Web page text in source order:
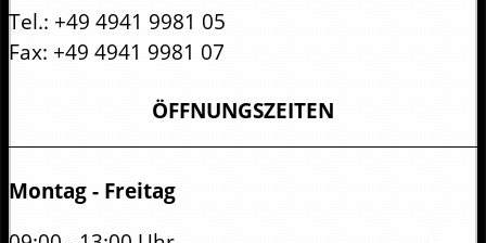
Tel.: +49 4941 9981 05
Fax: +49 4941 9981 07
ÖFFNUNGSZEITEN
Montag - Freitag